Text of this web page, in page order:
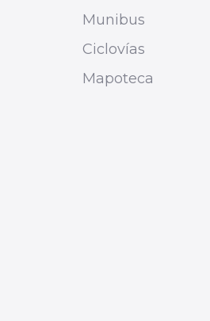
Munibus
Ciclovías
Mapoteca